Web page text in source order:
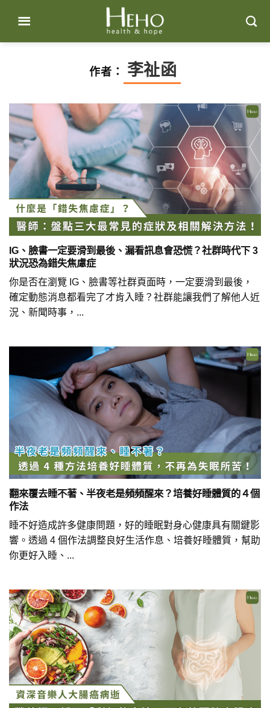
content
作者： 李祉函
IG、臉書一定要滑到最後、漏看訊息會恐慌？社群時代下 3
狀況恐為錯失焦慮症
你是否在瀏覽 IG、臉書等社群頁面時，一定要滑到最後，
確定動態消息都看完了才肯入睡？社群能讓我們了解他人近
況、新聞時事，...
翻來覆去睡不著、半夜老是頻頻醒來？培養好睡體質的４個
作法
睡不好造成許多健康問題，好的睡眠對身心健康具有關鍵影
響。透過 4 個作法調整良好生活作息、培養好睡體質，幫助
你更好入睡、...